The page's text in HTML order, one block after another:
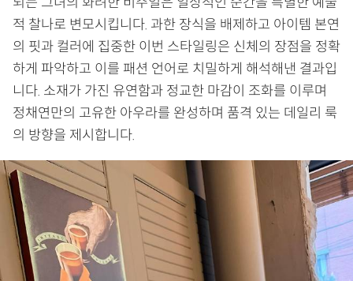
적 찰나로 변모시킵니다. 과한 장식을 배제하고 아이템 본연
의 핏과 컬러에 집중한 이번 스타일링은 신체의 장점을 정확
하게 파악하고 이를 패션 언어로 치밀하게 해석해낸 결과입
니다. 소재가 가진 유연함과 정교한 마감이 조화를 이루며
정채연만의 고유한 아우라를 완성하며 품격 있는 데일리 룩
의 방향을 제시합니다.